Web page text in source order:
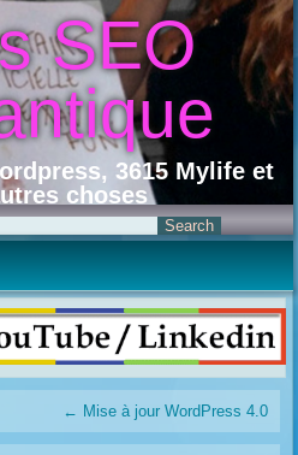
SEO
3615 Mylife et
choses
← Mise à jour WordPress 4.0